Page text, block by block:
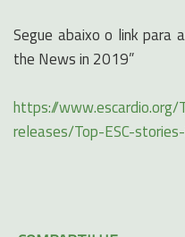
Segue abaixo o link para
the News in 2019”
https://
releases/Top-ESC-